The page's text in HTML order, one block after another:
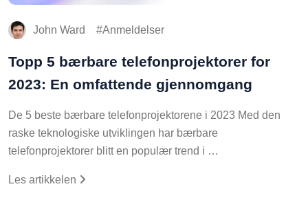
John Ward Anmeldelser
Topp 5 bærbare telefonprojektorer for
2023: En omfattende gjennomgang
De 5 beste bærbare telefonprojektorene i 2023 Med den
raske teknologiske utviklingen har bærbare
telefonprojektorer blitt en populær trend i …
Les artikkelen